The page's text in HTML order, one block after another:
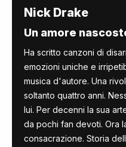
Nick Drake
Un amore
Ha scritto canzoni di
emozioni uniche e
musica d'autore. Una
soltanto quattro anni.
lui. Per decenni la sua
da pochi fan devoti. Ora
consacrazione. Storia